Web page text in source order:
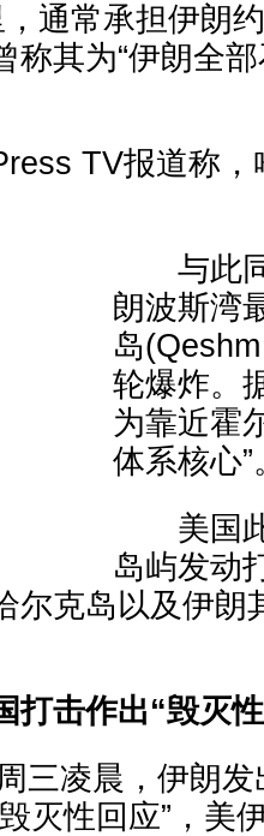
通常承担伊朗
称其为“伊朗全
TV报道称，
与此同
朗波斯湾
岛
轮爆炸。
为靠近霍
体系核心”
美国此
岛屿发动
尔克岛以及伊朗
击作出“毁灭
凌晨，伊朗发
灭性回应”，美